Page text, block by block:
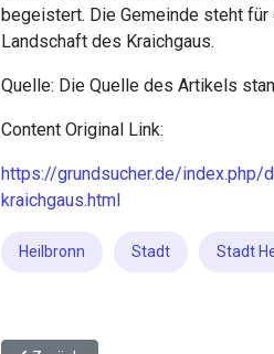
begeistert. Die Gemeinde steht
Landschaft des Kraichgaus.
Quelle: Die Quelle des Artikels
Content Original Link:
https://grundsucher.de/
kraichgaus.html
Heilbronn Stadt Stadt